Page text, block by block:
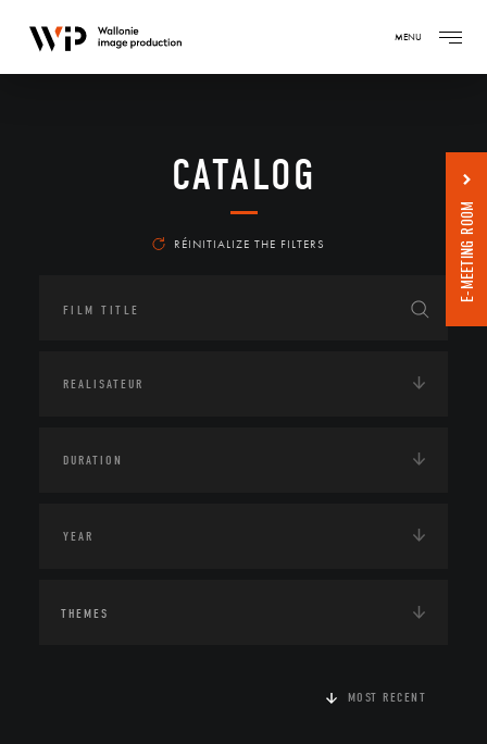
MENU
CATALOG
RÉINITIALIZE THE FILTERS
THEMES
MOST RECENT
E-MEETING ROOM